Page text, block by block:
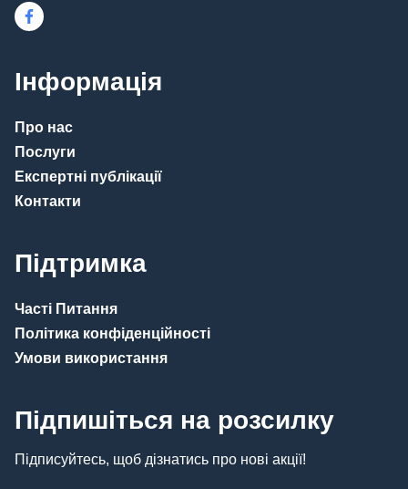
Інформація
Про нас
Послуги
Експертні публікації
Контакти
Підтримка
Часті Питання
Політика конфіденційності
Умови використання
Підпишіться на розсилку
Підписуйтесь, щоб дізнатись про нові акції!